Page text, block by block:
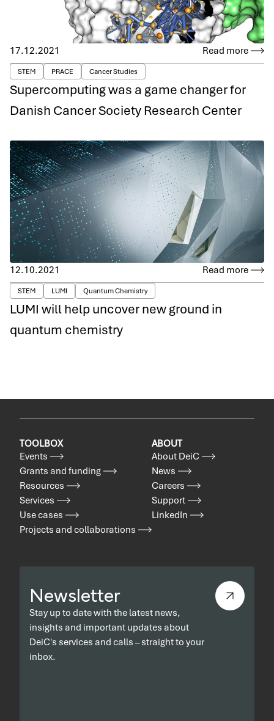
17.12.2021 Read more
STEM PRACE Cancer Studies
Supercomputing was a game changer for
Danish Cancer Society Research Center
12.10.2021 Read more
STEM LUMI Quantum Chemistry
LUMI will help uncover new ground in
quantum chemistry
TOOLBOX
Events
Grants and funding
Resources
Services
Use cases
Projects and collaborations
ABOUT
About DeiC
News
Careers
Support
LinkedIn
Newsletter
Stay up to date with the latest news,
insights and important updates about
DeiC's services and calls – straight to your
inbox.